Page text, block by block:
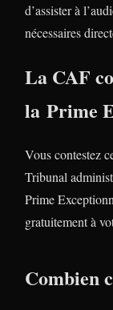
d’assister à
nécessaires
La CAF
la Prime
Vous contestez
Tribunal
Prime
gratuitement à
Combien